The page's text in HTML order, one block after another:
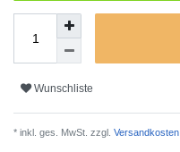
Wunschliste
* inkl. ges. MwSt. zzgl. Versandkosten